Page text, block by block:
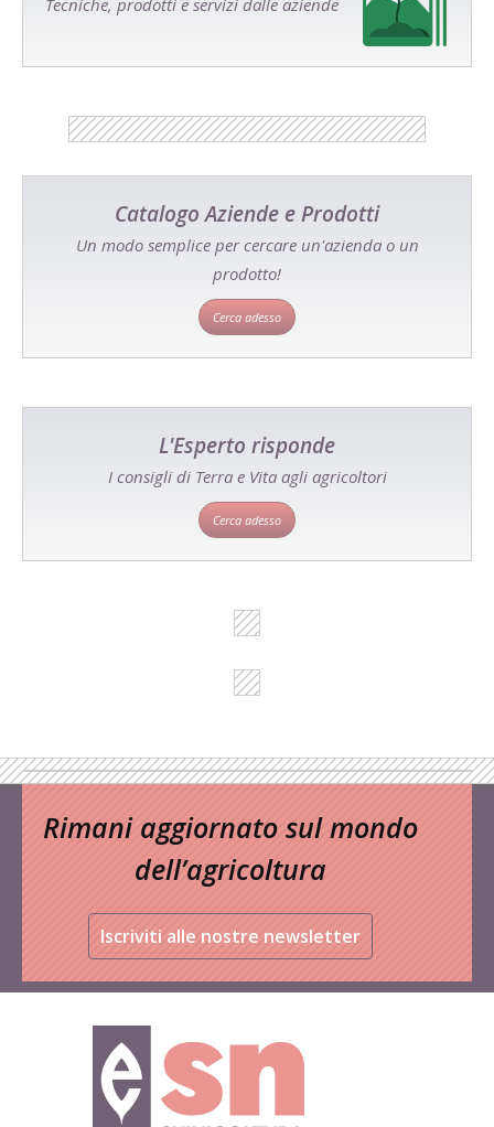
Catalogo Aziende e Prodotti
Un modo semplice per cercare un'azienda o un
prodotto!
Cerca adesso
L'Esperto risponde
I consigli di Terra e Vita agli agricoltori
Cerca adesso
Rimani aggiornato sul mondo
dell’agricoltura
Iscriviti alle nostre newsletter